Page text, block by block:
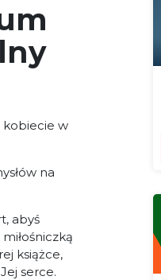
kobiecie w
na
abyś
książce,
serce.